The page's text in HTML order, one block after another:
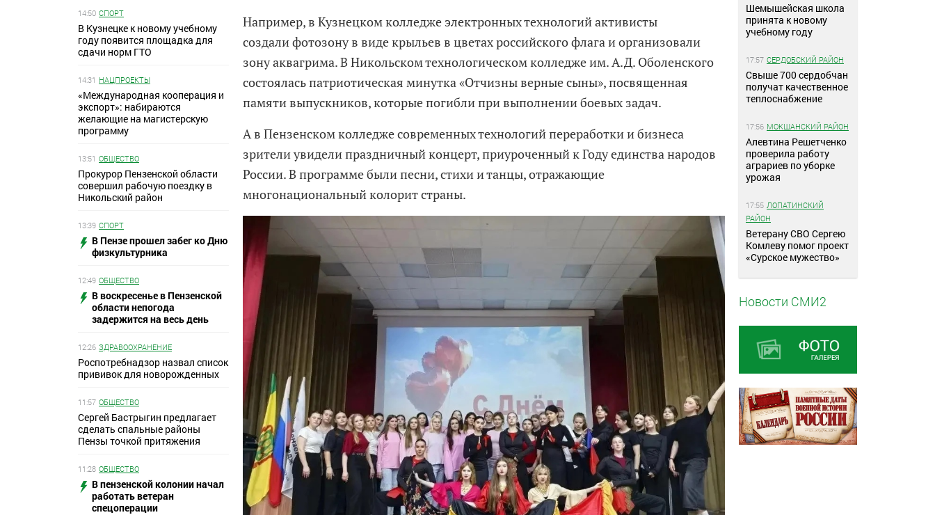
14:50 СПОРТ
В Кузнецке к новому учебному
году появится площадка для
сдачи норм ГТО
14:31 НАЦПРОЕКТЫ
«Международная кооперация и
экспорт»: набираются
желающие на магистерскую
программу
13:51 ОБЩЕСТВО
Прокурор Пензенской области
совершил рабочую поездку в
Никольский район
13:39 СПОРТ
В Пензе прошел забег ко Дню
физкультурника
12:49 ОБЩЕСТВО
В воскресенье в Пензенской
области непогода
задержится на весь день
12:26 ЗДРАВООХРАНЕНИЕ
Роспотребнадзор назвал список
прививок для новорожденных
11:57 ОБЩЕСТВО
Сергей Бастрыгин предлагает
сделать спальные районы
Пензы точкой притяжения
11:28 ОБЩЕСТВО
В пензенской колонии начал
работать ветеран
спецоперации
Например, в Кузнецком колледже электронных технологий активисты
создали фотозону в виде крыльев в цветах российского флага и организовали
зону аквагрима. В Никольском технологическом колледже им. А.Д. Оболенского
состоялась патриотическая минутка «Отчизны верные сыны», посвященная
памяти выпускников, которые погибли при выполнении боевых задач.
А в Пензенском колледже современных технологий переработки и бизнеса
зрители увидели праздничный концерт, приуроченный к Году единства народов
России. В программе были песни, стихи и танцы, отражающие
многонациональный колорит страны.
Шемышейская школа
принята к новому
учебному году
17:57 СЕРДОБСКИЙ РАЙОН
Свыше 700 сердобчан
получат качественное
теплоснабжение
17:56 МОКШАНСКИЙ РАЙОН
Алевтина Решетченко
проверила работу
аграриев по уборке
урожая
17:55 ЛОПАТИНСКИЙ
РАЙОН
Ветерану СВО Сергею
Комлеву помог проект
«Сурское мужество»
Новости СМИ2